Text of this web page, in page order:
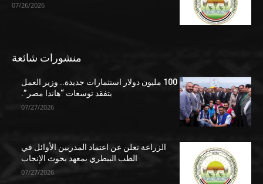
07/26/2026
منشورات شائعة
100 مليون دولار استثمارات جديدة.. وزير العمل
يتفقد توسعات “هاندا مصر”.
07/27/2026
الزراعة تعلن عن اعتماد المدربين الأوائل في
الطب البيطري بمعهد بحوث الإنجاب
07/27/2026